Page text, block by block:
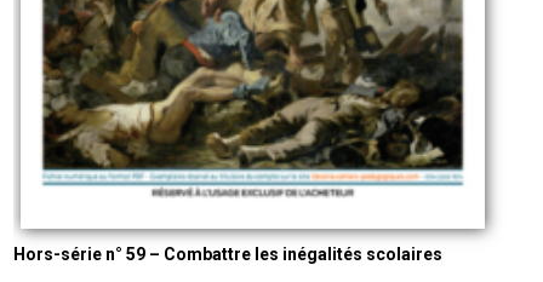
Hors-série n° 59 – Combattre les inégalités scolaires